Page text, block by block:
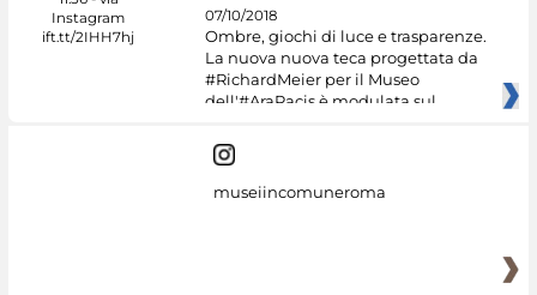
07/10/2018
Ombre, giochi di luce e trasparenze.
La nuova nuova teca progettata da
#RichardMeier per il Museo
dell'#AraPacis è modulata sul
museiincomuneroma